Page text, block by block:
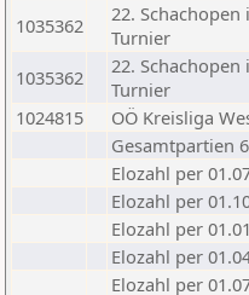
1035362
22. Schachopen
Turnier
1035362
22. Schachopen
Turnier
1024815
OÖ Kreisliga
Gesamtpartien 6
Elozahl per
Elozahl per
Elozahl per
Elozahl per
Elozahl per